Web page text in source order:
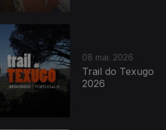
08 mai. 2026
Trail do Texugo
2026